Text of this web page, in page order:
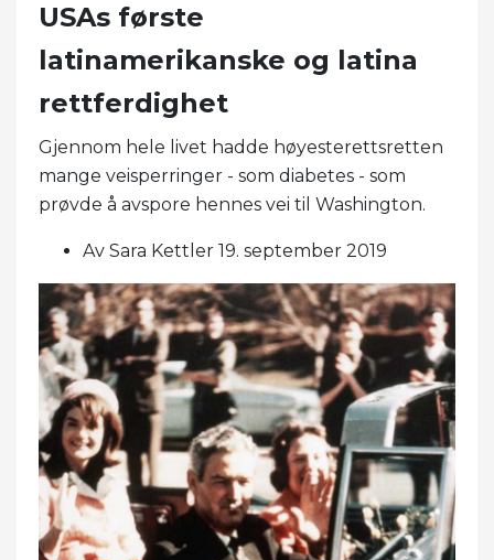
USAs første
latinamerikanske og latina
rettferdighet
Gjennom hele livet hadde høyesterettsretten
mange veisperringer - som diabetes - som
prøvde å avspore hennes vei til Washington.
Av Sara Kettler 19. september 2019